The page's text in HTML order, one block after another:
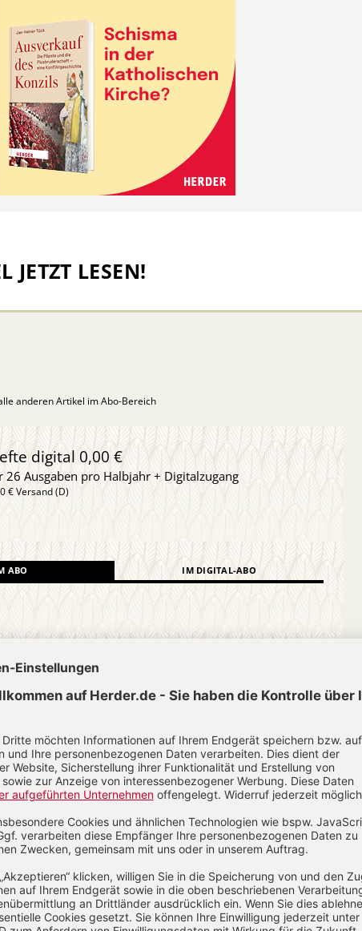
JETZT LESEN!
anderen Artikel im Abo-Bereich
digital 0,00 €
26 Ausgaben pro Halbjahr + Digitalzugang
€ Versand (D)
ABO IM DIGITAL-ABO
Abo testen
ist Postdoc am Fachbereich
Universität Salzburg.